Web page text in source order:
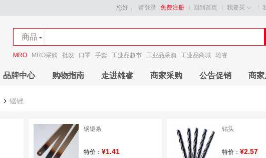
回到首页 我要买
您好， 请登录 免费注册
商品
店铺
MRO MRO采购 批发 口罩 手套 工业品超市 工业品采购 工业品商城 雄睿
品牌中心 购物指南 走进雄睿 商家采购 公告促销 商
锯锉
钢锯条
特价： ¥1.41
钻头
特价： ¥2.57